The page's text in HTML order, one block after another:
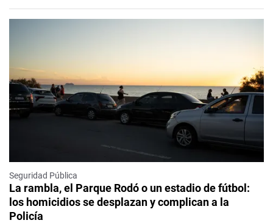
Seguridad Pública
La rambla, el Parque Rodó o un estadio de fútbol:
los homicidios se desplazan y complican a la
Policía